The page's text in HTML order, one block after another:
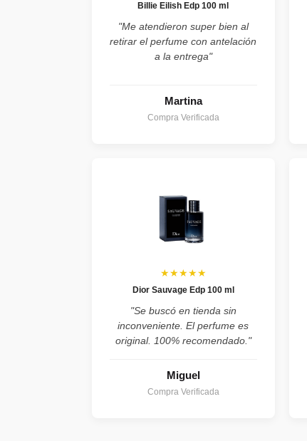
Billie Eilish Edp 100 ml
"Me atendieron super bien al
retirar el perfume con antelación
a la entrega"
Martina
Compra Verificada
★★★★★
Dior Sauvage Edp 100 ml
"Se buscó en tienda sin
inconveniente. El perfume es
original. 100% recomendado."
Miguel
Compra Verificada